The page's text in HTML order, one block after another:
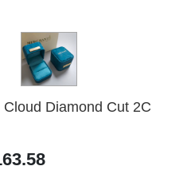
Diamond Cut 2C